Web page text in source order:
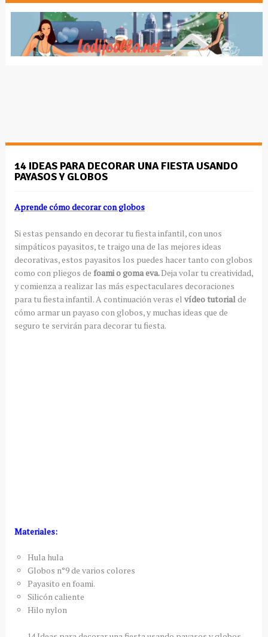
14 IDEAS PARA DECORAR UNA FIESTA USANDO
PAYASOS Y GLOBOS
Aprende cómo decorar con globos
Si estas pensando en decorar tu fiesta infantil, con unos
simpáticos payasitos, te traigo una de las mejores ideas
decorativas, estos payasitos los puedes hacer tanto con globos
como con pliegos de foami o goma eva.Deja volar tu creatividad,
y comienza a realizar las más espectaculares decoraciones
para tu fiesta infantil. A continuación veras el vídeo tutorial de
cómo armar un payaso con globos, y muchas ideas que de
seguro te servirán para decorar tu fiesta.
Materiales:
Hula hula
Globos n°9 de varios colores
Payasito en foami.
Silicón caliente
Hilo nylon